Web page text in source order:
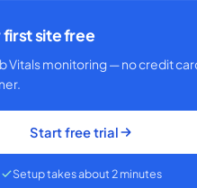
first site free
Vitals monitoring — no credit
Start free trial
Setup takes about 2 minutes